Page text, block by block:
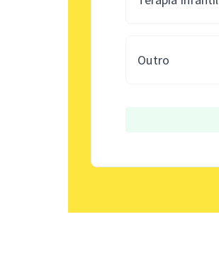
Outro